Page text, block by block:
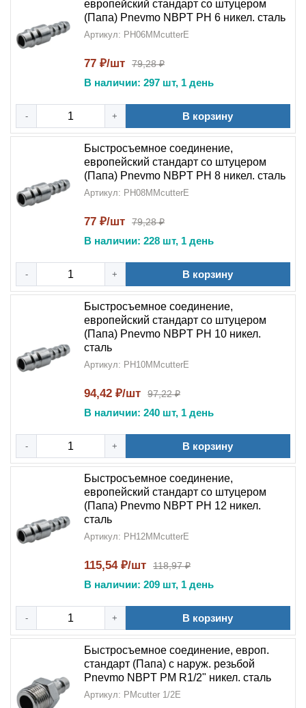
европейский стандарт со штуцером
(Папа) Pnevmo NBPT PH 6 никел. сталь
Артикул: PH06MMcutterE
77 ₽/шт 79,28 ₽
В наличии: 297 шт, 1 день
- + В корзину
Быстросъемное соединение,
европейский стандарт со штуцером
(Папа) Pnevmo NBPT PH 8 никел. сталь
Артикул: PH08MMcutterE
77 ₽/шт 79,28 ₽
В наличии: 228 шт, 1 день
- + В корзину
Быстросъемное соединение,
европейский стандарт со штуцером
(Папа) Pnevmo NBPT PH 10 никел.
сталь
Артикул: PH10MMcutterE
94,42 ₽/шт 97,22 ₽
В наличии: 240 шт, 1 день
- + В корзину
Быстросъемное соединение,
европейский стандарт со штуцером
(Папа) Pnevmo NBPT PH 12 никел.
сталь
Артикул: PH12MMcutterE
115,54 ₽/шт 118,97 ₽
В наличии: 209 шт, 1 день
- + В корзину
Быстросъемное соединение, европ.
стандарт (Папа) с наруж. резьбой
Pnevmo NBPT PM R1/2" никел. сталь
Артикул: PMcutter 1/2E